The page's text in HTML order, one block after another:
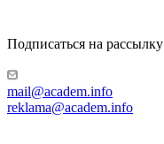
Подписаться на рассылку
mail@academ.info
reklama@academ.info